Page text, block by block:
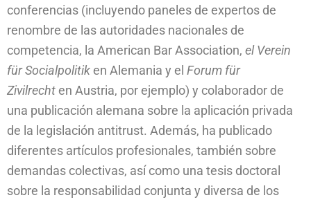
conferencias (incluyendo paneles de expertos de
renombre de las autoridades nacionales de
competencia, la American Bar Association, el Verein
für Socialpolitik en Alemania y el Forum für
Zivilrecht en Austria, por ejemplo) y colaborador de
una publicación alemana sobre la aplicación privada
de la legislación antitrust. Además, ha publicado
diferentes artículos profesionales, también sobre
demandas colectivas, así como una tesis doctoral
sobre la responsabilidad conjunta y diversa de los